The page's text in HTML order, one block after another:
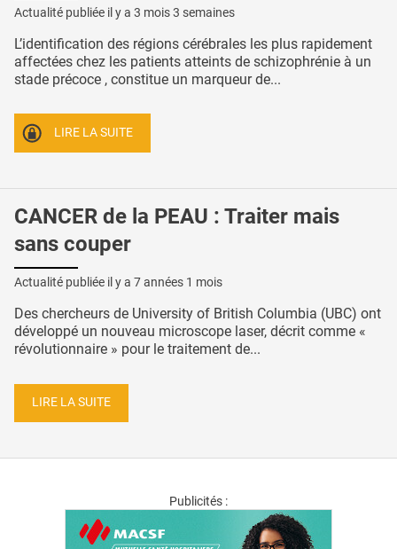
Actualité publiée il y a 3 mois 3 semaines
L’identification des régions cérébrales les plus rapidement
affectées chez les patients atteints de schizophrénie à un
stade précoce , constitue un marqueur de...
LIRE LA SUITE
CANCER de la PEAU : Traiter mais
sans couper
Actualité publiée il y a 7 années 1 mois
Des chercheurs de University of British Columbia (UBC) ont
développé un nouveau microscope laser, décrit comme «
révolutionnaire » pour le traitement de...
LIRE LA SUITE
Publicités :